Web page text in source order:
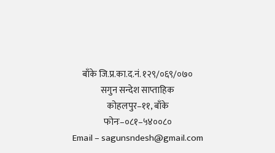
बाँके जि.प्र.का.द.नं. १२९/०६९/०७०
सगुन सन्देश साप्ताहिक
कोहलपुर–११, बाँके
फोनः–०८१–५४००८०
Email – sagunsndesh@gmail.com